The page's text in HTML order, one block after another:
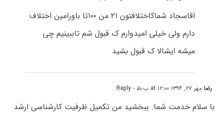
اقاسجاد شماکاختلافتون ۲۱ من ۱۰۰تا باورامین اختلاف
دارم ولی خیلی امیدوارم ک قبول شم تاببینیم چی
میشه ایشالا ک قبول بشید
رضامهر ۲۷, ۱۳۹۴ at ۱۲:۰۰ ب٫ظ - Reply
با سلام خدمت شما. ببخشید من تکمیل ظرفیت کارشناسی ارشد